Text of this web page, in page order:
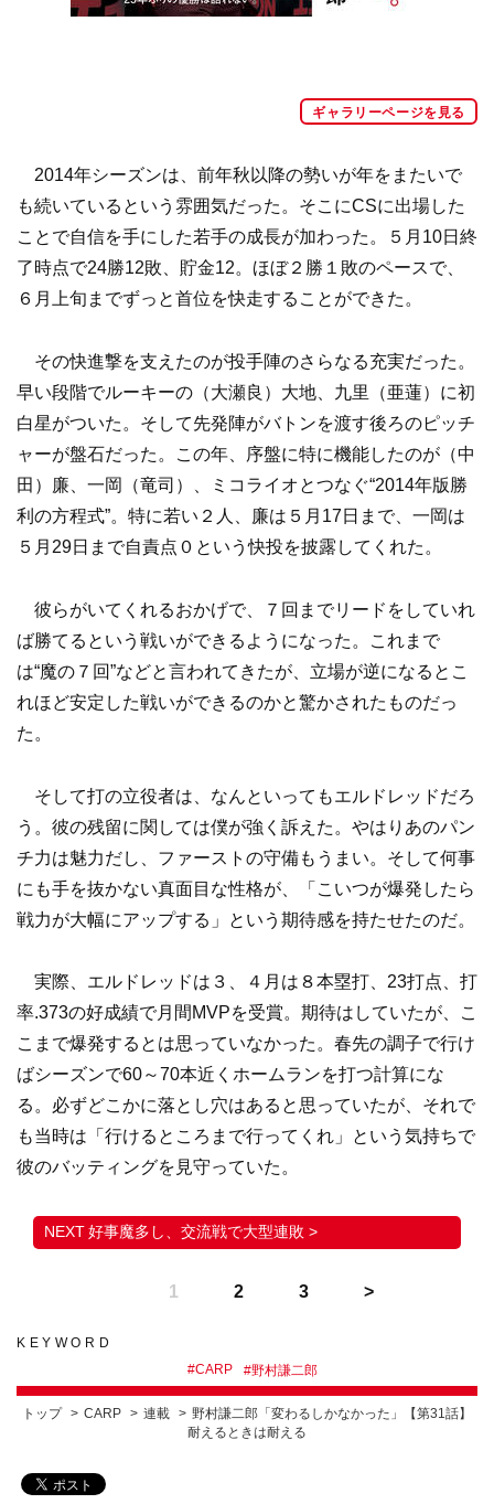
ギャラリーページを見る
2014年シーズンは、前年秋以降の勢いが年をまたいで
も続いているという雰囲気だった。そこにCSに出場した
ことで自信を手にした若手の成長が加わった。５月10日終
了時点で24勝12敗、貯金12。ほぼ２勝１敗のペースで、
６月上旬までずっと首位を快走することができた。
その快進撃を支えたのが投手陣のさらなる充実だった。
早い段階でルーキーの（大瀬良）大地、九里（亜蓮）に初
白星がついた。そして先発陣がバトンを渡す後ろのピッチ
ャーが盤石だった。この年、序盤に特に機能したのが（中
田）廉、一岡（竜司）、ミコライオとつなぐ“2014年版勝
利の方程式”。特に若い２人、廉は５月17日まで、一岡は
５月29日まで自責点０という快投を披露してくれた。
彼らがいてくれるおかげで、７回までリードをしていれ
ば勝てるという戦いができるようになった。これまで
は“魔の７回”などと言われてきたが、立場が逆になるとこ
れほど安定した戦いができるのかと驚かされたものだっ
た。
そして打の立役者は、なんといってもエルドレッドだろ
う。彼の残留に関しては僕が強く訴えた。やはりあのパン
チ力は魅力だし、ファーストの守備もうまい。そして何事
にも手を抜かない真面目な性格が、「こいつが爆発したら
戦力が大幅にアップする」という期待感を持たせたのだ。
実際、エルドレッドは３、４月は８本塁打、23打点、打
率.373の好成績で月間MVPを受賞。期待はしていたが、こ
こまで爆発するとは思っていなかった。春先の調子で行け
ばシーズンで60～70本近くホームランを打つ計算にな
る。必ずどこかに落とし穴はあると思っていたが、それで
も当時は「行けるところまで行ってくれ」という気持ちで
彼のバッティングを見守っていた。
好事魔多し、交流戦で大型連敗 >
1 2 3
KEYWORD
#CARP #野村謙二郎
トップ CARP 連載
野村謙二郎「変わるしかなかった」【第31話】
耐えるときは耐える